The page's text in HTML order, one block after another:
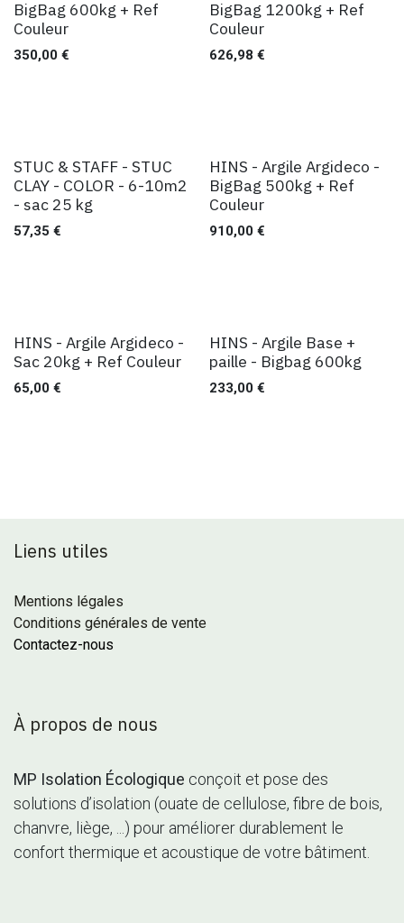
BigBag 600kg + Ref
Couleur
350,00 €
BigBag 1200kg + Ref
Couleur
626,98 €
STUC & STAFF - STUC
CLAY - COLOR - 6-10m2
- sac 25 kg
57,35 €
HINS - Argile Argideco -
BigBag 500kg + Ref
Couleur
910,00€
HINS - Argile Argideco -
Sac 20kg + Ref Couleur
65,00 €
HINS - Argile Base +
paille - Bigbag 600kg
233,00€
Liens utiles
Mentions légales
Conditions générales de vente
Contactez-nous
À propos de nous
MP Isolation Écologique conçoit et pose des
solutions d’isolation (ouate de cellulose, fibre de bois,
chanvre, liège, ...) pour améliorer durablement le
confort thermique et acoustique de votre bâtiment.